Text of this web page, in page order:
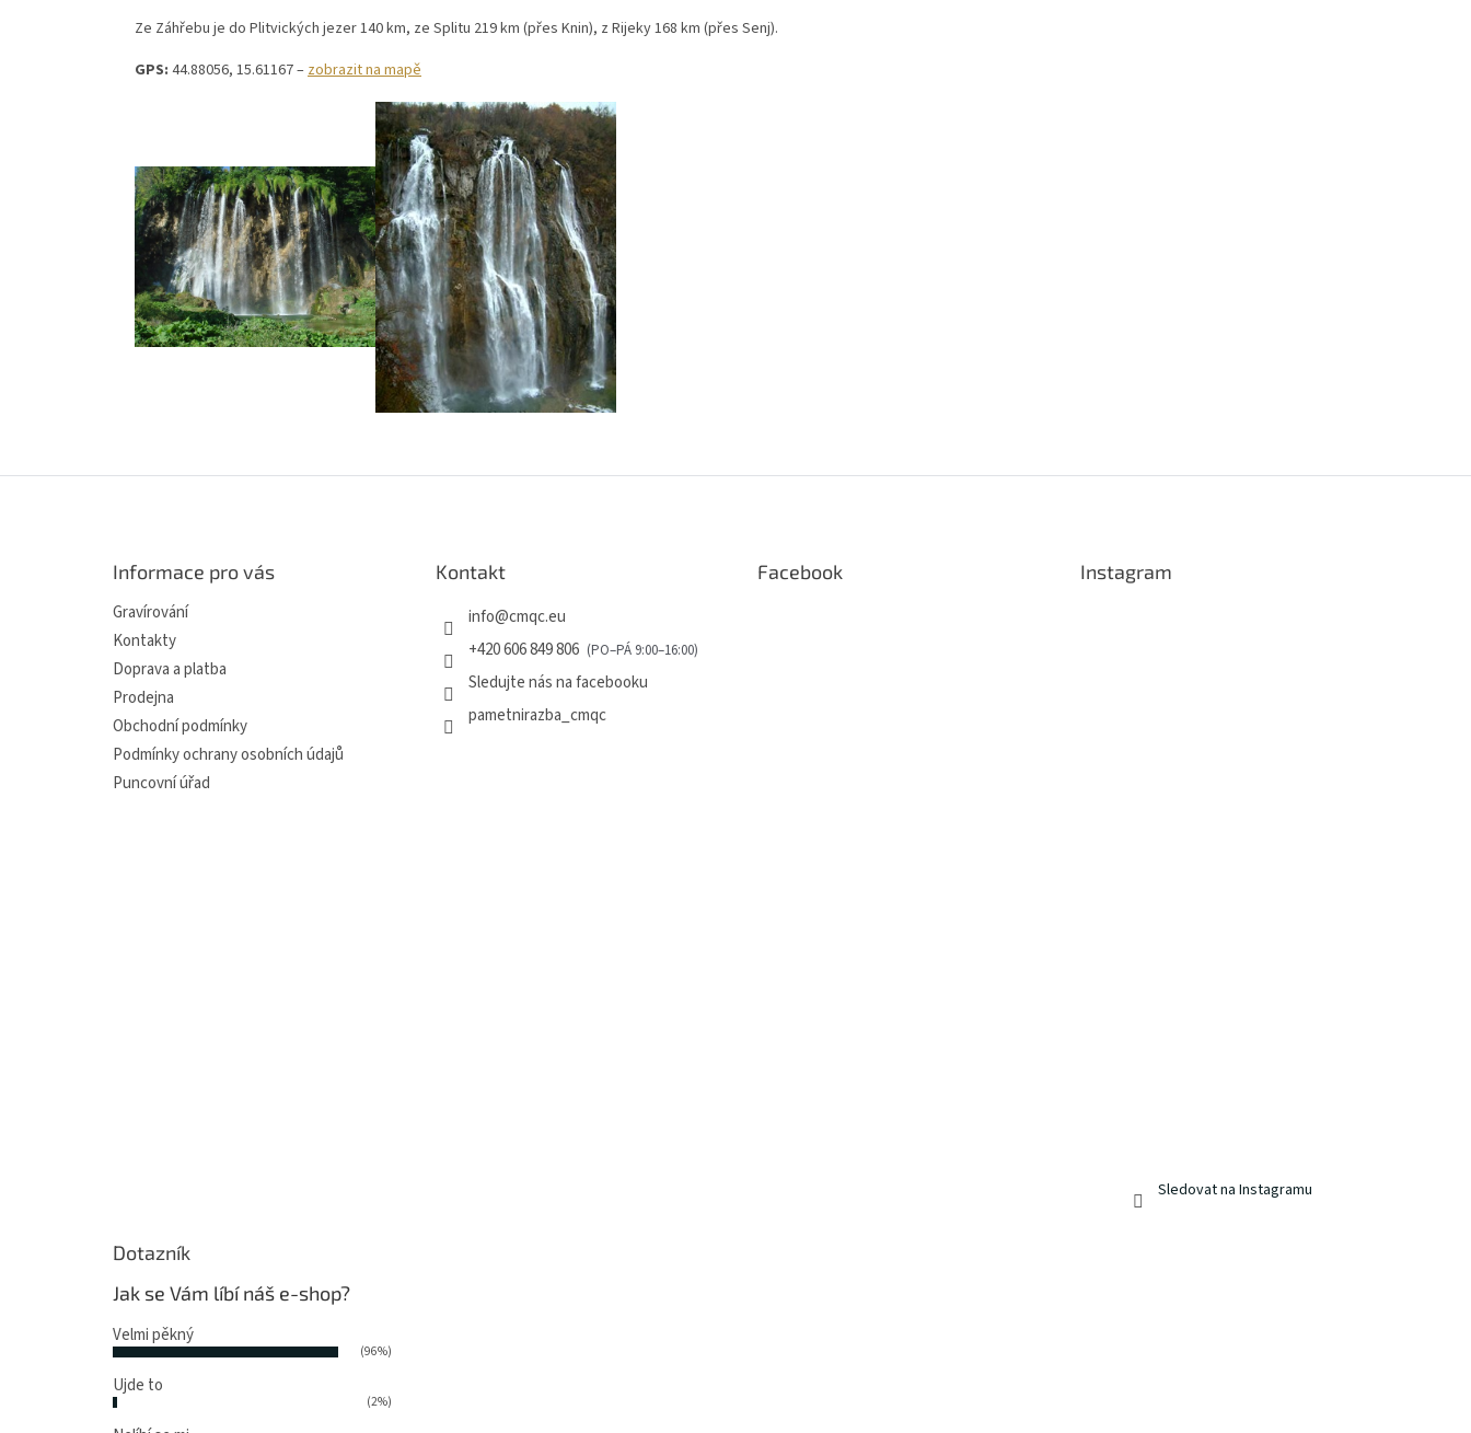
Ze Záhřebu je do Plitvických jezer 140 km, ze Splitu 219 km (přes Knin), z Rijeky 168 km (přes Senj).
GPS: 44.88056, 15.61167 –zobrazit na mapě
Informace pro vás
Gravírování
Kontakty
Doprava a platba
Prodejna
Obchodní podmínky
Podmínky ochrany osobních údajů
Puncovní úřad
Kontakt
info@cmqc.eu
+420 606 849 806
Sledujte nás na facebooku
pametnirazba_cmqc
Facebook Instagram
Sledovat na Instagramu
Dotazník
Jak se Vám líbí náš e-shop?
Velmi pěkný
(96%)
Ujde to
(2%)